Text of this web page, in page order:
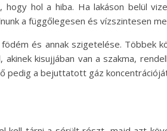
hol a hiba. Ha lakáson belül
a függőlegesen és vízszintesen
és annak szigetelése. Többek
kisujjában van a szakma,
pedig a bejuttatott gáz